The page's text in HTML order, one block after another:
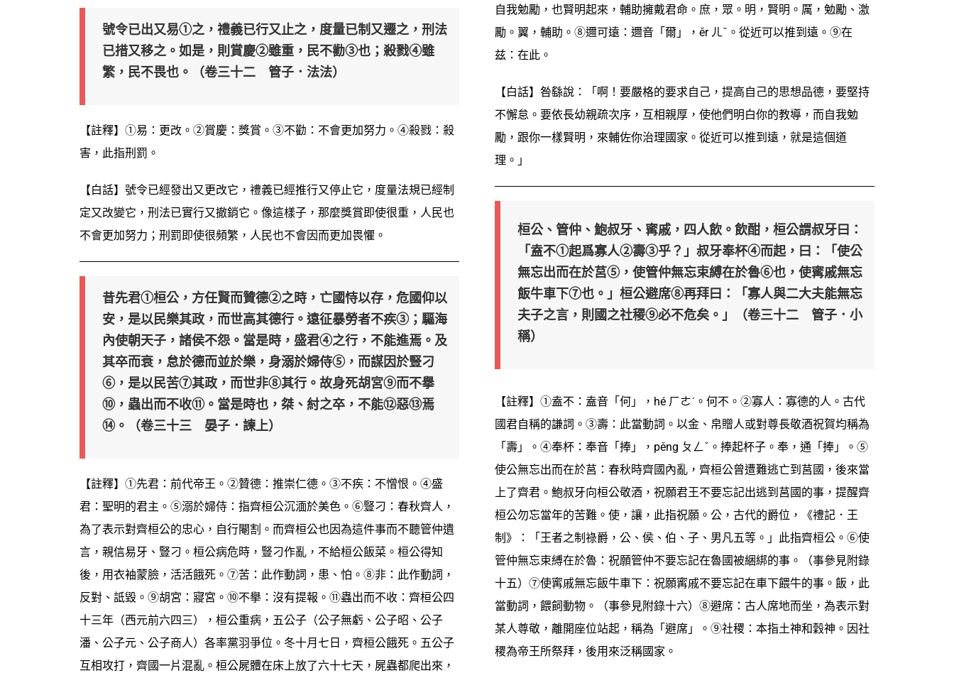
號令已出又易①之，禮義已行又止之，度量已制又遷之，刑法
已措又移之。如是，則賞慶②雖重，民不勸③也；殺戮④雖
繁，民不畏也。（卷三十二 管子．法法）
【註釋】①易：更改。②賞慶：獎賞。③不勸：不會更加努力。④殺戮：殺
害，此指刑罰。
【白話】號令已經發出又更改它，禮義已經推行又停止它，度量法規已經制
定又改變它，刑法已實行又撤銷它。像這樣子，那麼獎賞即使很重，人民也
不會更加努力；刑罰即使很頻繁，人民也不會因而更加畏懼。
昔先君①桓公，方任賢而贊德②之時，亡國恃以存，危國仰以
安，是以民樂其政，而世高其德行。遠征暴勞者不疾③；驅海
內使朝天子，諸侯不怨。當是時，盛君④之行，不能進焉。及
其卒而衰，怠於德而並於樂，身溺於婦侍⑤，而謀因於豎刁
⑥，是以民苦⑦其政，而世非⑧其行。故身死胡宮⑨而不擧
⑩，蟲出而不收⑪。當是時也，桀、紂之卒，不能⑫惡⑬焉
⑭。（卷三十三 晏子．諫上）
【註釋】①先君：前代帝王。②贊德：推崇仁德。③不疾：不憎恨。④盛
君：聖明的君主。⑤溺於婦侍：指齊桓公沉湎於美色。⑥豎刁：春秋齊人，
為了表示對齊桓公的忠心，自行閹割。而齊桓公也因為這件事而不聽管仲遺
言，親信易牙、豎刁。桓公病危時，豎刁作亂，不給桓公飯菜。桓公得知
後，用衣袖蒙臉，活活餓死。⑦苦：此作動詞，患、怕。⑧非：此作動詞，
反對、詆毀。⑨胡宮：寢宮。⑩不擧：沒有提報。⑪蟲出而不收：齊桓公四
十三年（西元前六四三），桓公重病，五公子（公子無虧、公子昭、公子
潘、公子元、公子商人）各率黨羽爭位。冬十月七日，齊桓公餓死。五公子
互相攻打，齊國一片混亂。桓公屍體在床上放了六十七天，屍蟲都爬出來，
自我勉勵，也賢明起來，輔助擁戴君命。庶，眾。明，賢明。厲，勉勵、激
勵。翼，輔助。⑧邇可遠：邇音「爾」，ěr ㄦˇ。從近可以推到遠。⑨在
兹：在此。
【白話】咎繇說：「啊！要嚴格的要求自己，提高自己的思想品德，要堅持
不懈怠。要依長幼親疏次序，互相親厚，使他們明白你的教導，而自我勉
勵，跟你一樣賢明，來輔佐你治理國家。從近可以推到遠，就是這個道
理。」
桓公、管仲、鮑叔牙、寗戚，四人飲。飲酣，桓公謂叔牙曰：
「盍不①起爲寡人②壽③乎？」叔牙奉杯④而起，曰：「使公
無忘出而在於莒⑤，使管仲無忘束縛在於魯⑥也，使寗戚無忘
飯牛車下⑦也。」桓公避席⑧再拜曰：「寡人與二大夫能無忘
夫子之言，則國之社稷⑨必不危矣。」（卷三十二 管子．小
稱）
【註釋】①盍不：盍音「何」，hé ㄏㄜˊ。何不。②寡人：寡德的人。古代
國君自稱的謙詞。③壽：此當動詞。以金、帛贈人或對尊長敬酒祝賀均稱為
「壽」。④奉杯：奉音「捧」，pěng ㄆㄥˇ。捧起杯子。奉，通「捧」。⑤
使公無忘出而在於莒：春秋時齊國內亂，齊桓公曾遭難逃亡到莒國，後來當
上了齊君。鮑叔牙向桓公敬酒，祝願君王不要忘記出逃到莒國的事，提醒齊
桓公勿忘當年的苦難。使，讓，此指祝願。公，古代的爵位，《禮記．王
制》：「王者之制祿爵，公、侯、伯、子、男凡五等。」此指齊桓公。⑥使
管仲無忘束縛在於魯：祝願管仲不要忘記在魯國被綑綁的事。（事參見附錄
十五）⑦使寗戚無忘飯牛車下：祝願寗戚不要忘記在車下餵牛的事。飯，此
當動詞，餵飼動物。（事參見附錄十六）⑧避席：古人席地而坐，為表示對
某人尊敬，離開座位站起，稱為「避席」。⑨社稷：本指土神和穀神。因社
稷為帝王所祭拜，後用來泛稱國家。